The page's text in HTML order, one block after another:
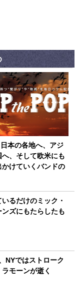
本の各地へ、アジ
へ、そして欧米にも
かけていくバンドの
るだけのミック・
ズにもたらしたも
NYではストローク
モーンが逝く